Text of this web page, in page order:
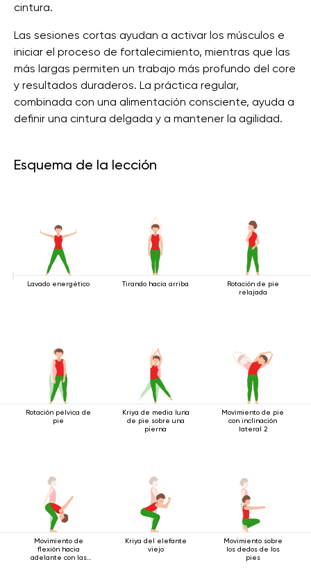
cintura.
Las sesiones cortas ayudan a activar los músculos e
iniciar el proceso de fortalecimiento, mientras que las
más largas permiten un trabajo más profundo del core
y resultados duraderos. La práctica regular,
combinada con una alimentación consciente, ayuda a
definir una cintura delgada y a mantener la agilidad.
Esquema de la lección
Lavado energético Tirando hacia arriba
Rotación de pie
relajada
Rotación pélvica de
pie
Kriya de media luna
de pie sobre una
pierna
Movimiento de pie
con inclinación
lateral 2
Movimiento de
flexión hacia
adelante con las
Kriya del elefante
viejo
Movimiento sobre
los dedos de los
pies